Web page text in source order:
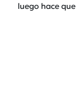
luego hace